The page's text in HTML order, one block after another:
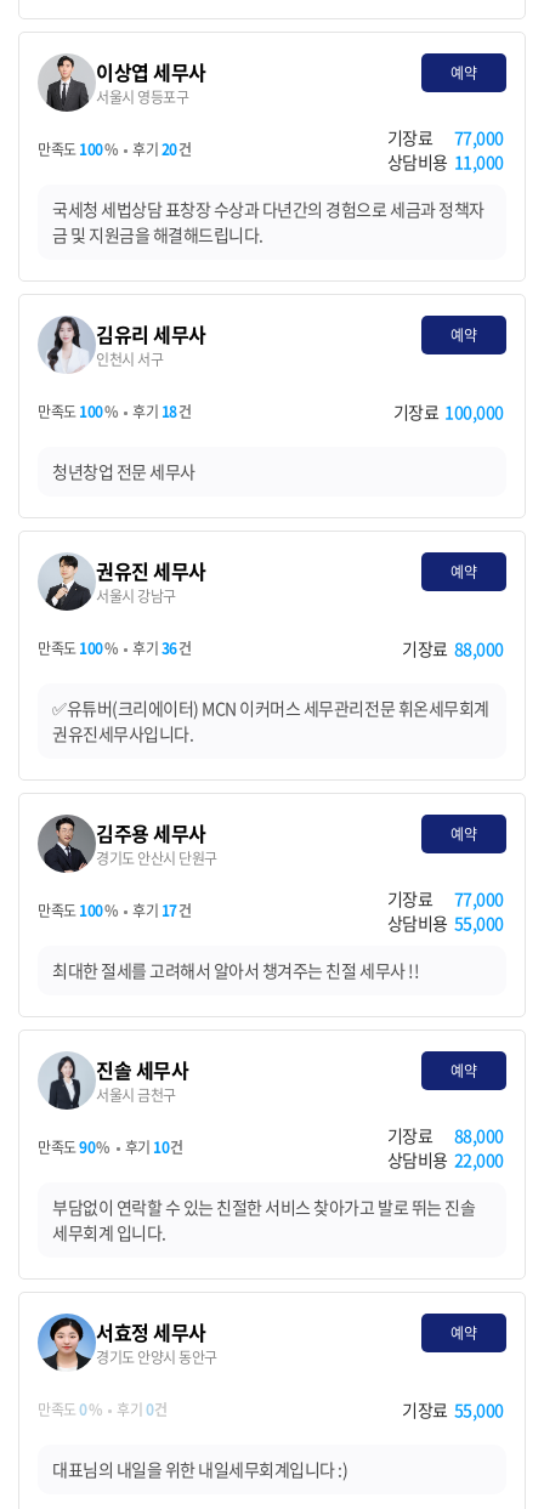
이상엽 세무사
서울시 영등포구
예약
만족도100% 후기20건 기장료
77,000
상담비용 11,000
국세청 세법상담 표창장 수상과 다년간의 경험으로 세금과 정책자
금 및 지원금을 해결해드립니다.
김유리 세무사
인천시 서구
예약
만족도100% 후기 18건 기장료 100,000
청년창업 전문 세무사
권유진 세무사
서울시 강남구
예약
만족도100% 후기36건 기장료 88,000
✅유튜버(크리에이터) MCN 이커머스 세무관리전문 휘온세무회계
권유진세무사입니다.
김주용 세무사
경기도 안산시 단원구
예약
만족도100% 후기 17건 기장료
77,000
상담비용 55,000
최대한 절세를 고려해서 알아서 챙겨주는 친절 세무사 !!
진솔 세무사
서울시 금천구
예약
만족도90% 후기 10건 기장료
88,000
상담비용 22,000
부담없이 연락할 수 있는 친절한 서비스 찾아가고 발로 뛰는 진솔
세무회계 입니다.
서효정 세무사
경기도 안양시 동안구
예약
만족도0% 후기0건 기장료 55,000
대표님의 내일을 위한 내일세무회계입니다 :)